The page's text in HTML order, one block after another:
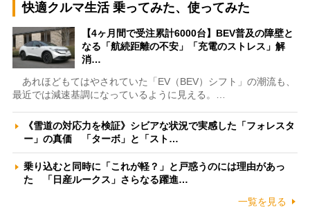
快適クルマ生活 乗ってみた、使ってみた
【4ヶ月間で受注累計6000台】BEV普及の障壁と
なる「航続距離の不安」「充電のストレス」解
消…
あれほどもてはやされていた「EV（BEV）シフト」の潮流も、
最近では減速基調になっているように見える。…
《雪道の対応力を検証》シビアな状況で実感した「フォレスタ
ー」の真価 「ターボ」と「スト…
乗り込むと同時に「これが軽？」と戸惑うのには理由があっ
た 「日産ルークス」さらなる躍進…
一覧を見る